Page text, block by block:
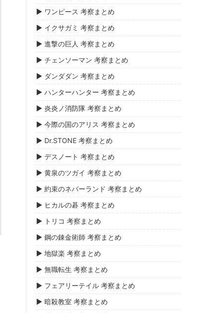
▶ ワンピース 考察まとめ
▶ イクサガミ 考察まとめ
▶ 進撃の巨人 考察まとめ
▶ チェンソーマン 考察まとめ
▶ ダンダダン 考察まとめ
▶ ハンターハンター 考察まとめ
▶ 炎炎ノ消防隊 考察まとめ
▶ 今際の国のアリス 考察まとめ
▶ Dr.STONE 考察まとめ
▶ デスノート 考察まとめ
▶ 黄泉のツガイ 考察まとめ
▶ 約束のネバーランド 考察まとめ
▶ ヒカルの碁 考察まとめ
▶ トリコ 考察まとめ
▶ 鋼の錬金術師 考察まとめ
▶ 地獄楽 考察まとめ
▶ 無職転生 考察まとめ
▶ フェアリーテイル 考察まとめ
▶ 暗殺教室 考察まとめ